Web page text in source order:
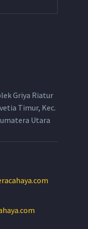
Griya Riatur
Timur, Kec.
Utara